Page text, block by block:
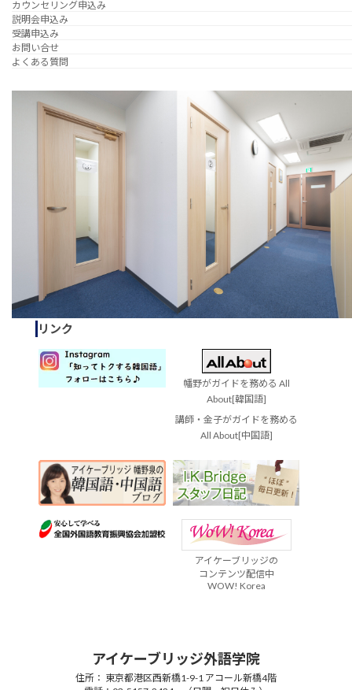
カウンセリング申込み
説明会申込み
受講申込み
お問い合せ
よくある質問
リンク
幡野がガイドを務める All
About[韓国語]
講師・金子がガイドを務める
All About[中国語]
アイケーブリッジの
コンテンツ配信中
WOW! Korea
アイケーブリッジ外語学院
住所： 東京都港区西新橋1-9-1 アコール新橋4階